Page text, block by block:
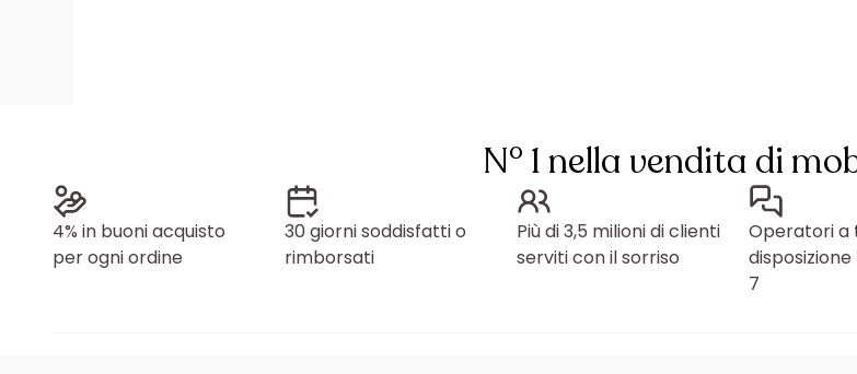
N° 1 nella vendita di
4% in buoni acquisto
per ogni ordine
30 giorni soddisfatti o
rimborsati
Più di 3,5 milioni di clienti
serviti con il sorriso
Operatori a
disposizione
7